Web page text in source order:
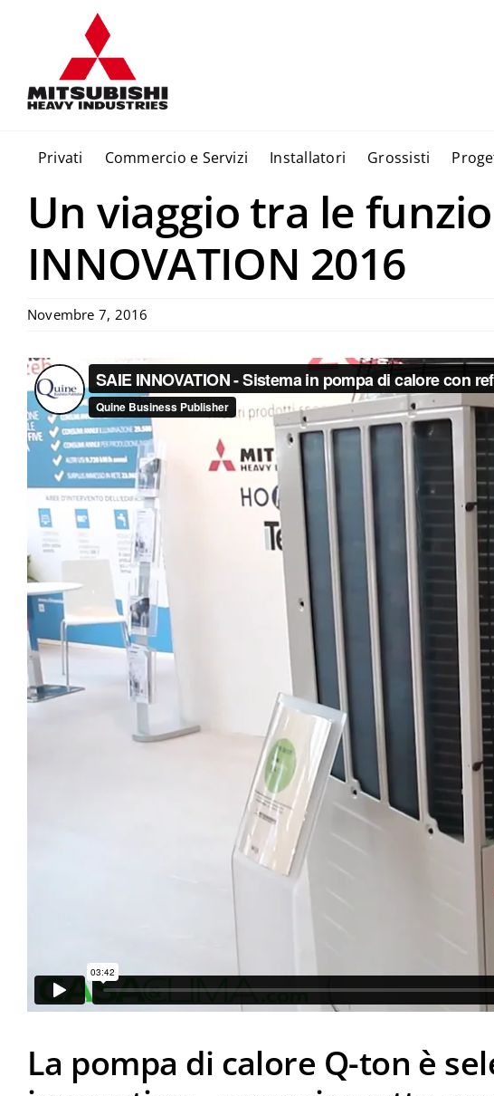
Privati Commercio e Servizi Installatori Grossisti
Un viaggio tra le
INNOVATION 2016
Novembre 7, 2016
La pompa di calore Q-ton è